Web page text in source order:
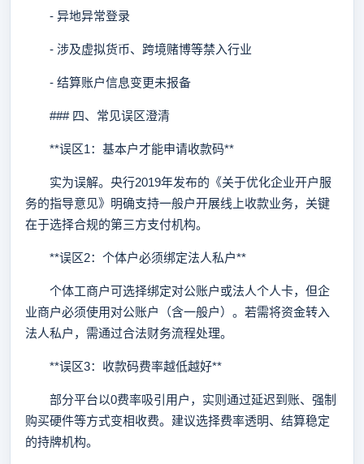
- 异地异常登录
- 涉及虚拟货币、跨境赌博等禁入行业
- 结算账户信息变更未报备
### 四、常见误区澄清
**误区1：基本户才能申请收款码**
实为误解。央行2019年发布的《关于优化企业开户服
务的指导意见》明确支持一般户开展线上收款业务，关键
在于选择合规的第三方支付机构。
**误区2：个体户必须绑定法人私户**
个体工商户可选择绑定对公账户或法人个人卡，但企
业商户必须使用对公账户（含一般户）。若需将资金转入
法人私户，需通过合法财务流程处理。
**误区3：收款码费率越低越好**
部分平台以0费率吸引用户，实则通过延迟到账、强制
购买硬件等方式变相收费。建议选择费率透明、结算稳定
的持牌机构。